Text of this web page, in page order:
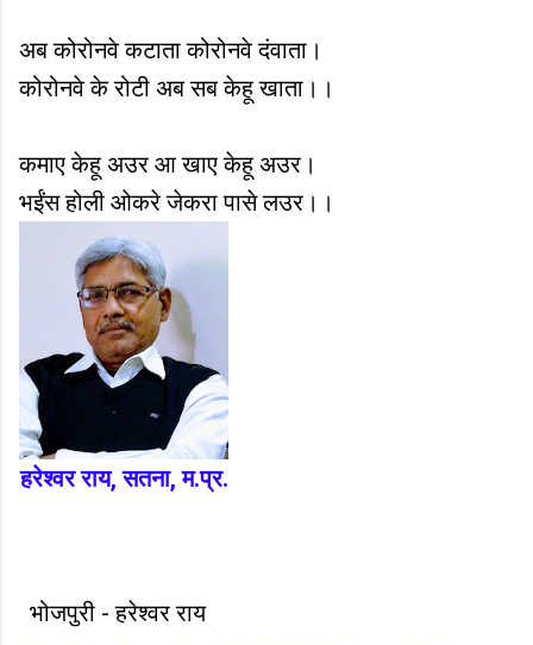
अब कोरोनवे कटाता कोरोनवे दंवाता।
कोरोनवे के रोटी अब सब केहू खाता।।
कमाए केहू अउर आ खाए केहू अउर।
भईंस होली ओकरे जेकरा पासे लउर।।
हरेश्वर राय, सतना, म.प्र.
भोजपुरी - हरेश्वर राय